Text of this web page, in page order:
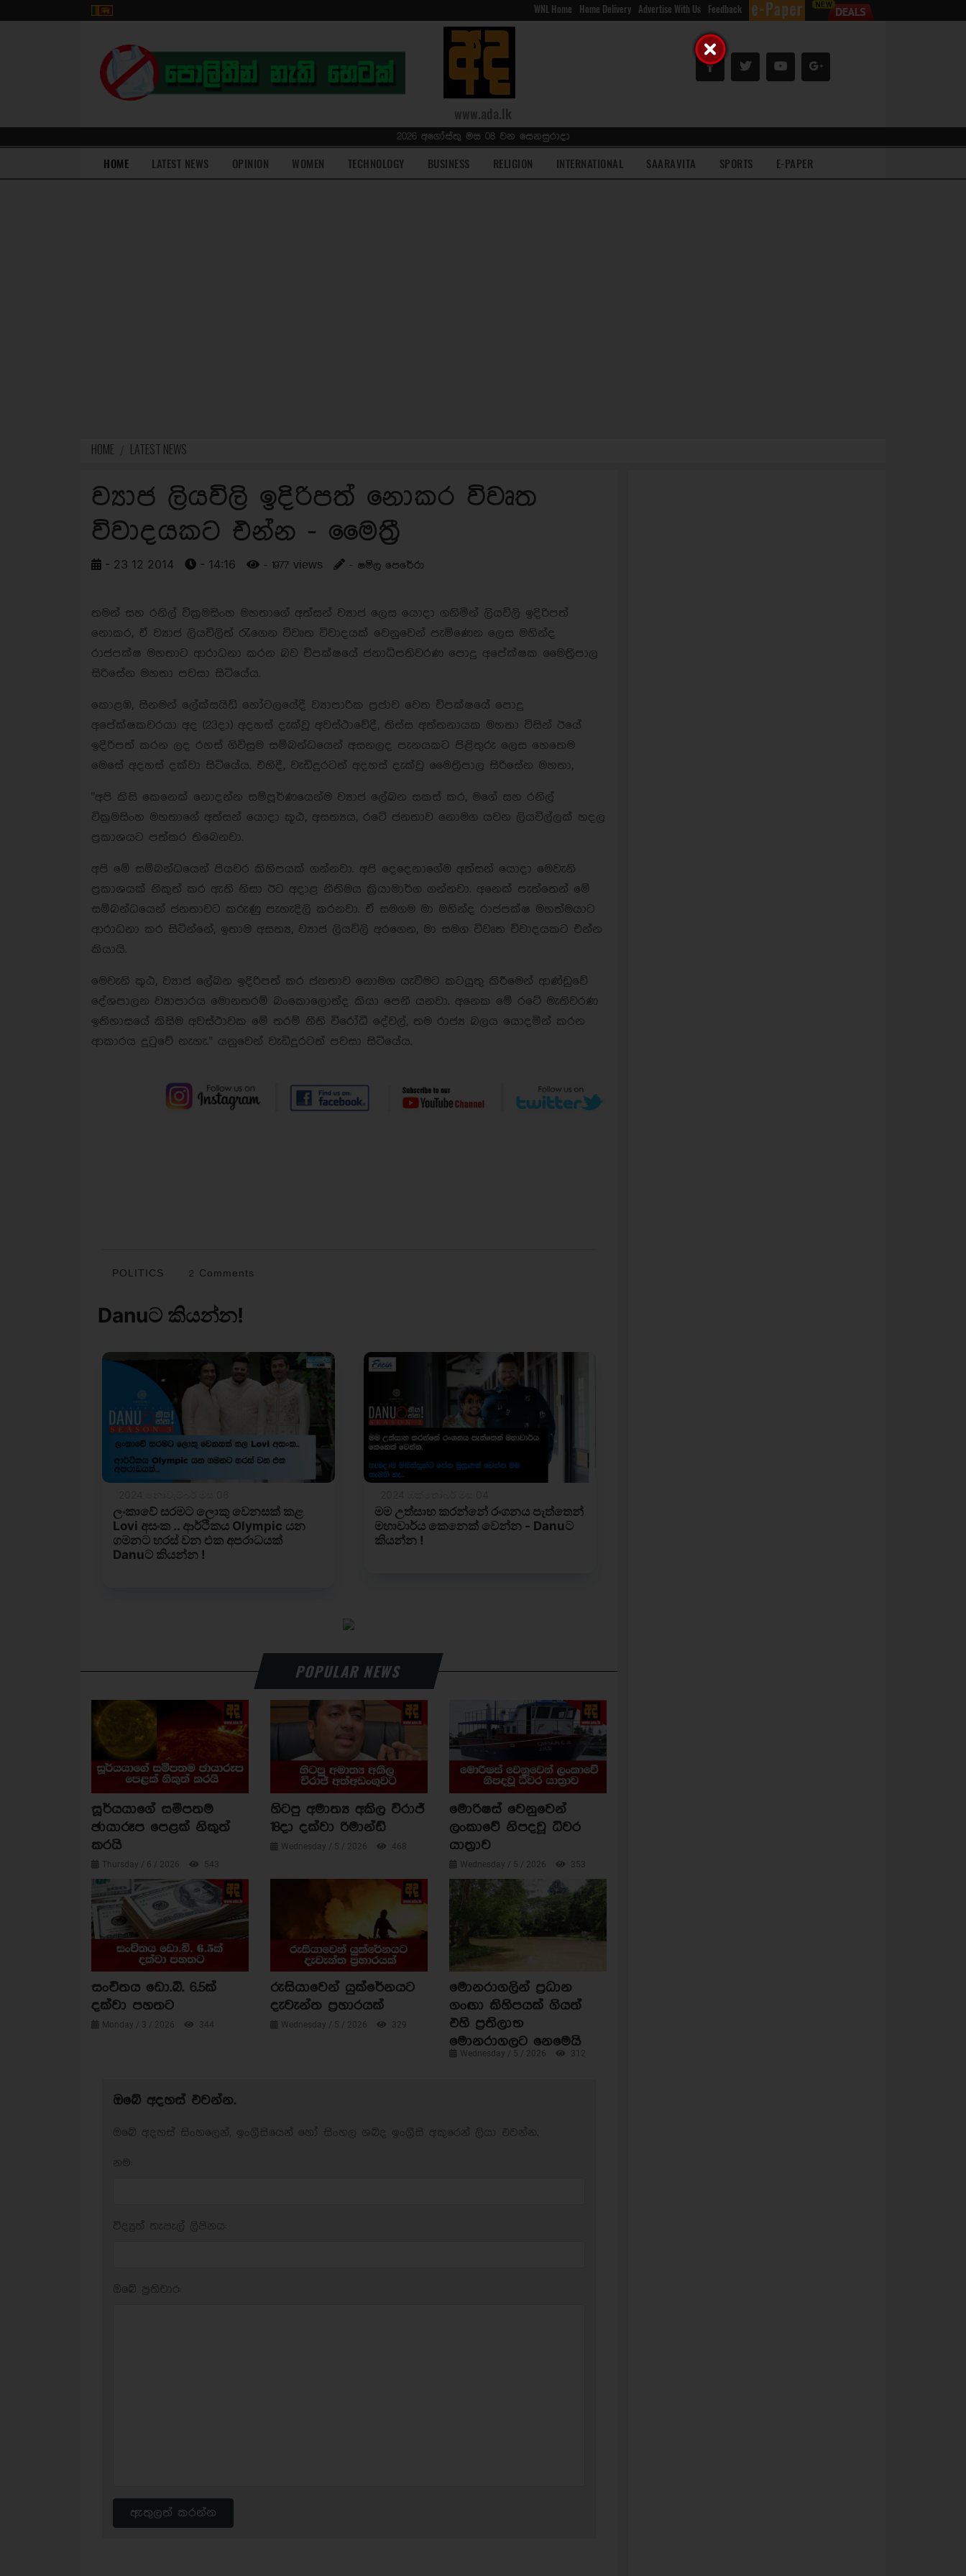
WNL Home Home Delivery Advertise With Us Feedback
www.ada.lk
2026 අගෝස්තු මස 08 වන සෙනසුරාදා
HOME(current)LATEST NEWS OPINION WOMEN TECHNOLOGY BUSINESS RELIGION INTERNATIONAL SAARAVITA SPORTS E-PAPER
HOME LATEST NEWS
ව්‍යාජ ලියවිලි ඉදිරිපත් නොකර විවෘත
විවාදයකට එන්න - මෛත්‍රී
- 23 12 2014 - 14:16 - 1977 views - ෂමිල පෙරේරා
තමන් සහ රනිල් වික්‍රමසිංහ මහතාගේ අත්සන් ව්‍යාජ ලෙස යොදා ගනිමින් ලියවිලි ඉදිරිපත්
නොකර, ඒ ව්‍යාජ ලියවිලිත් රැගෙන විවෘත විවාදයක් වෙනුවෙන් පැමිණෙන ලෙස මහින්ද
රාජපක්ෂ මහතාට ආරාධනා කරන බව විපක්ෂයේ ජනාධිපතිවරණ පොදු අපේක්ෂක මෛත්‍රීපාල
සිරිසේන මහතා පවසා සිටියේය.
කොළඹ, සිනමන් ලේක්සයිඩ් හෝටලයේදී ව්‍යාපාරික ප්‍රජාව වෙත විපක්ෂයේ පොදු
අපේක්ෂකවරයා අද (23දා) අදහස් දැක්වූ අවස්ථාවේදී, තිස්ස අත්තනායක මහතා විසින් ඊයේ
ඉදිරිපත් කරන ලද රහස් ගිවිසුම සම්බන්ධයෙන් අසනලද පැනයකට පිළිතුරු ලෙස හෙතෙම
මෙසේ අදහස් දක්වා සිටියේය. එහිදී, වැඩිදුරටත් අදහස් දැක්වූ මෛත්‍රීපාල සිරිසේන මහතා,
"අපි කිසි කෙනෙක් නොදන්න සම්පූර්ණයෙන්ම ව්‍යාජ ලේඛන සකස් කර, මගේ සහ රනිල්
වික්‍රමසිංහ මහතාගේ අත්සන් යොදා කූඨ, අසත්‍යය, රටේ ජනතාව නොමග යවන ලියවිල්ලක් හදල
ප්‍රකාශයට පත්කර තිබෙනවා.
අපි මේ සම්බන්ධයෙන් පියවර කිහිපයක් ගන්නවා. අපි දෙදෙනාගේම අත්සන් යොදා මෙවැනි
ප්‍රකාශයක් නිකුත් කර ඇති නිසා ඊට අදාළ නීතිමය ක්‍රියාමාර්ග ගන්නවා. අනෙක් පැත්තෙන් මේ
සම්බන්ධයෙන් ජනතාවට කරුණු පැහැදිලි කරනවා. ඒ සමගම මා මහින්ද රාජපක්ෂ මහත්මයාට
ආරාධනා කර සිටින්නේ, ඉතාම අසත්‍ය, ව්‍යාජ ලියවිලි අරගෙන, මා සමග විවෘත විවාදයකට එන්න
කියායි.
මෙවැනි කූඨ, ව්‍යාජ ලේඛන ඉදිරිපත් කර ජනතාව නොමග යැවීමට කටයුතු කිරීමෙන් ආණ්ඩුවේ
දේශපාලන ව්‍යාපාරය මොනතරම් බංකොලොත්ද කියා පෙනී යනවා. අනෙක මේ රටේ මැතිවරණ
ඉතිහාසයේ කිසිම අවස්ථාවක මේ තරම් නීති විරෝධී දේවල්, තම රාජ්‍ය බලය යොදමින් කරන
ආකාරය දුටුවේ නැහැ." යනුවෙන් වැඩිදුරටත් පවසා සිටියේය.
POLITICS 2 Comments
POPULAR NEWS
සූර්යයාගේ සමීපතම
ඡායාරූප පෙළක් නිකුත්
කරයි
Thursday / 6 / 2026 543
හිටපු අමාත්‍ය අකිල විරාජ්
18දා දක්වා රිමාන්ඩ්
Wednesday / 5 / 2026 468
මොරිෂස් වෙනුවෙන්
ලංකාවේ නිපදවූ ධීවර
යාත්‍රාව
Wednesday / 5 / 2026 353
සංචිතය ඩො.බි. 6.5ක්
දක්වා පහතට
Monday / 3 / 2026 344
රුසියාවෙන් යුක්රේනයට
දැවැන්ත ප්‍රහාරයක්
Wednesday / 5 / 2026 329
මොනරාගලින් ප්‍රධාන
ගංඟා කිහිපයක් ගියත්
එහි ප්‍රතිලාභ
මොනරාගලට නෙමෙයි
Wednesday / 5 / 2026 312
ඔබේ අදහස් එවන්න.
ඇතුලත් කරන්න